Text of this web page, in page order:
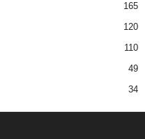
165
120
110
49
34